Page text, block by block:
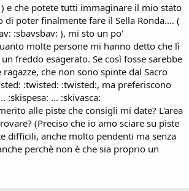
) e che potete tutti immaginare il mio stato
di poter finalmente fare il Sella Ronda.... (
:sbavsbav: ), mi sto un po'
molte persone mi hanno detto che lì
freddo esagerato. Se così fosse sarebbe
che non sono spinte dal Sacro
:twisted: :twisted:, ma preferiscono
:skispesa: ... :skivasca:
alle piste che consigli mi date? L'area
(Preciso che io amo sciare su piste
difficili, anche molto pendenti ma senza
perchè non è che sia proprio un